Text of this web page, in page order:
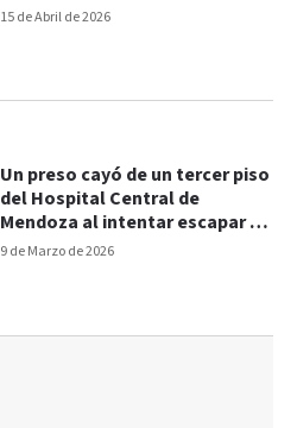
15 de Abril de 2026
9 de Marzo de 2026
Un preso cayó de un tercer piso
del Hospital Central de
Mendoza al intentar escapar y
murió